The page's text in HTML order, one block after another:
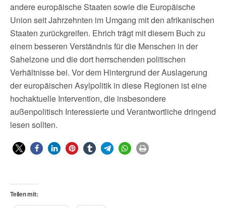
andere europäische Staaten sowie die Europäische
Union seit Jahrzehnten im Umgang mit den afrikanischen
Staaten zurückgreifen. Ehrich trägt mit diesem Buch zu
einem besseren Verständnis für die Menschen in der
Sahelzone und die dort herrschenden politischen
Verhältnisse bei. Vor dem Hintergrund der Auslagerung
der europäischen Asylpolitik in diese Regionen ist eine
hochaktuelle Intervention, die insbesondere
außenpolitisch Interessierte und Verantwortliche dringend
lesen sollten.
Teilen mit: